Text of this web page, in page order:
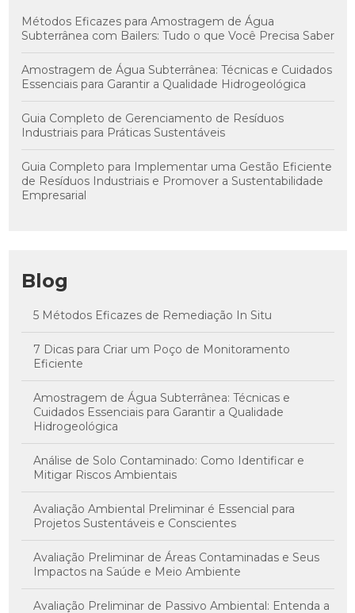
Métodos Eficazes para Amostragem de Água
Subterrânea com Bailers: Tudo o que Você Precisa Saber
Amostragem de Água Subterrânea: Técnicas e Cuidados
Essenciais para Garantir a Qualidade Hidrogeológica
Guia Completo de Gerenciamento de Resíduos
Industriais para Práticas Sustentáveis
Guia Completo para Implementar uma Gestão Eficiente
de Resíduos Industriais e Promover a Sustentabilidade
Empresarial
Blog
5 Métodos Eficazes de Remediação In Situ
7 Dicas para Criar um Poço de Monitoramento
Eficiente
Amostragem de Água Subterrânea: Técnicas e
Cuidados Essenciais para Garantir a Qualidade
Hidrogeológica
Análise de Solo Contaminado: Como Identificar e
Mitigar Riscos Ambientais
Avaliação Ambiental Preliminar é Essencial para
Projetos Sustentáveis e Conscientes
Avaliação Preliminar de Áreas Contaminadas e Seus
Impactos na Saúde e Meio Ambiente
Avaliação Preliminar de Passivo Ambiental: Entenda a